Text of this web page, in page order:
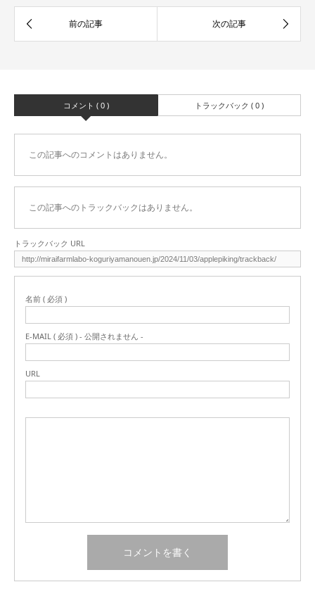
コメント ( 0 ) トラックバック ( 0 )
この記事へのコメントはありません。
この記事へのトラックバックはありません。
トラックバック URL
名前 ( 必須 )
E-MAIL ( 必須 ) - 公開されません -
URL